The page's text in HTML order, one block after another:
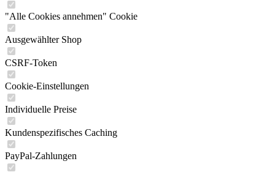
"Alle Cookies annehmen" Cookie
Ausgewählter Shop
CSRF-Token
Cookie-Einstellungen
Individuelle Preise
Kundenspezifisches Caching
PayPal-Zahlungen